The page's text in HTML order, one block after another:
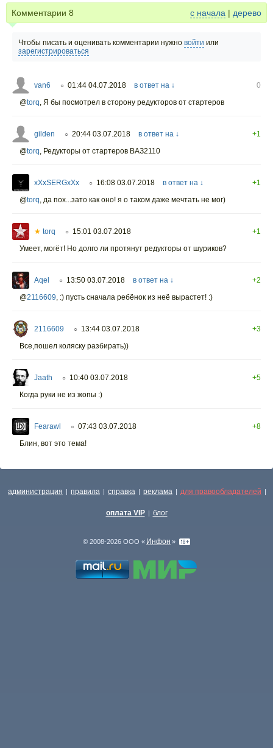
Комментарии 8 с начала | дерево
Чтобы писать и оценивать комментарии нужно войти или
зарегистрироваться
van6 ○ 01:44 04.07.2018 в ответ на ↓
0
@torq, Я бы посмотрел в сторону редукторов от стартеров
gilden ○ 20:44 03.07.2018 в ответ на ↓
+1
@torq, Редукторы от стартеров ВАЗ2110
xXxSERGxXx ○ 16:08 03.07.2018 в ответ на ↓
+1
@torq, да пох...зато как оно! я о таком даже мечтать не мог)
★ torq ○ 15:01 03.07.2018
+1
Умеет, могёт! Но долго ли протянут редукторы от шуриков?
Aqel ○ 13:50 03.07.2018 в ответ на ↓
+2
@2116609, :) пусть сначала ребёнок из неё вырастет! :)
2116609 ○ 13:44 03.07.2018
+3
Все,пошел коляску разбирать))
Jaath ○ 10:40 03.07.2018
+5
Когда руки не из жопы :)
Fearawl ○ 07:43 03.07.2018
+8
Блин, вот это тема!
администрация | правила | справка | реклама | для правообладателей |
оплата VIP | блог
© 2008-2026 ООО « Инфон »